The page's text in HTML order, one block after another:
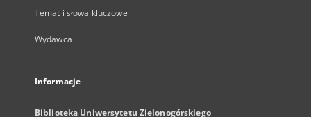
Temat i słowa kluczowe
Wydawca
Informacje
Biblioteka Uniwersytetu Zielonogórskiego